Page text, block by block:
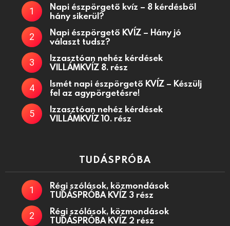
Napi észpörgető kvíz – 8 kérdésből
hány sikerül?
Napi észpörgető KVÍZ – Hány jó
választ tudsz?
Izzasztóan nehéz kérdések
VILLÁMKVÍZ 8. rész
Ismét napi észpörgető KVÍZ – Készülj
fel az agypörgetésre!
Izzasztóan nehéz kérdések
VILLÁMKVÍZ 10. rész
TUDÁSPRÓBA
Régi szólások, közmondások
TUDÁSPRÓBA KVÍZ 3 rész
Régi szólások, közmondások
TUDÁSPRÓBA KVÍZ 2 rész